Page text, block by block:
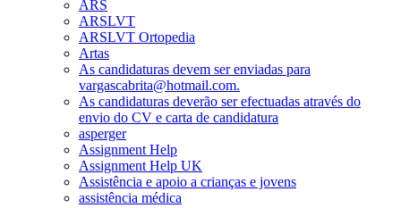
ARS
ARSLVT
ARSLVT Ortopedia
Artas
As candidaturas devem ser enviadas para
vargascabrita@hotmail.com.
As candidaturas deverão ser efectuadas através do
envio do CV e carta de candidatura
asperger
Assignment Help
Assignment Help UK
Assistência e apoio a crianças e jovens
assistência médica